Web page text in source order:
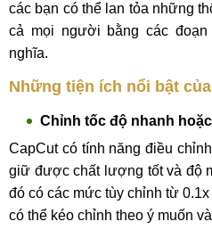
các bạn có thể lan tỏa những
cả mọi người bằng các
nghĩa.
Những tiện ích nổi bật
Chỉnh tốc độ nhanh
CapCut có tính năng điều
giữ được chất lượng tốt và độ
đó có các mức tùy chỉnh từ
có thể kéo chỉnh theo ý muốn